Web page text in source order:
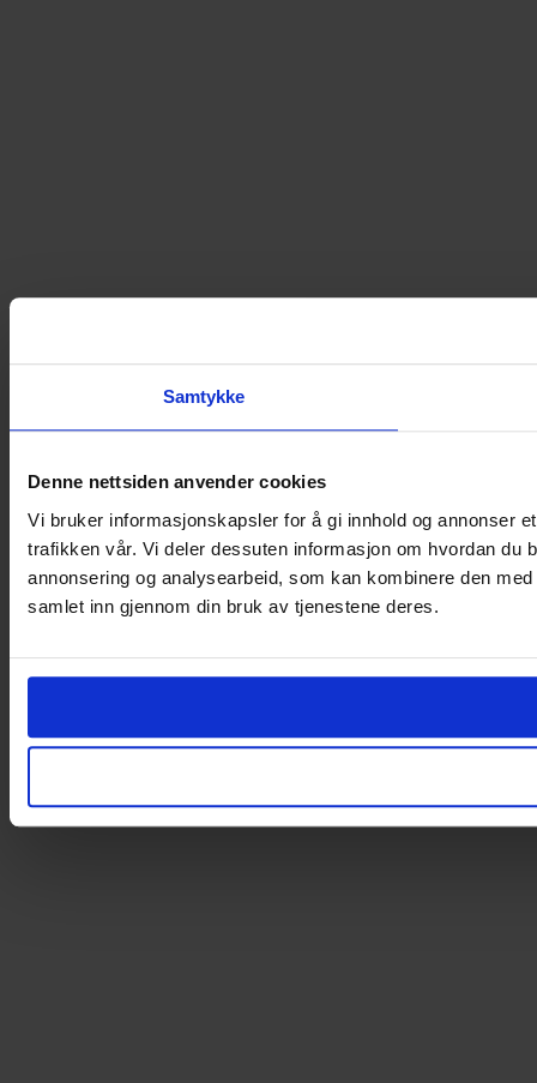
Samtykke
Denne nettsiden anvender cookies
Vi bruker informasjonskapsler for å gi innhold og annonser
trafikken vår. Vi deler dessuten informasjon om hvordan du
annonsering og analysearbeid, som kan kombinere den
samlet inn gjennom din bruk av tjenestene deres.